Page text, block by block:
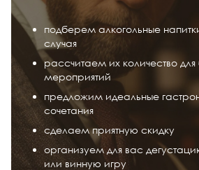
подберем алкогольные
случая
рассчитаем их количество
мероприятий
предложим идеальные
сочетания
сделаем приятную скидку
организуем для вас
или винную игру